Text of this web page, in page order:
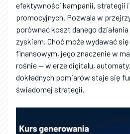
efektywności kampanii, strategii i
promocyjnych. Pozwala w
porównać koszt danego
zyskiem. Choć może wydawać
finansowym, jego znaczenie w
rośnie — w erze digitalu,
dokładnych pomiarów staje się
świadomej strategii.